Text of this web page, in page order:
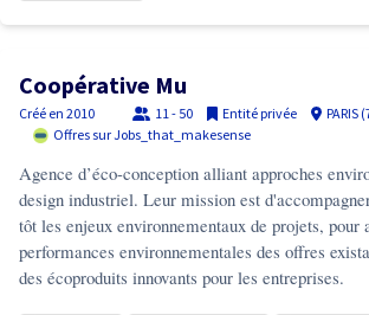
Coopérative Mu
Créé en 2010 11 - 50 Entité privée
PARIS
Offres sur Jobs_that_makesense
Agence d’éco-conception alliant approches
design industriel. Leur mission est
tôt les enjeux environnementaux de projets, pour
performances environnementales des offres
des écoproduits innovants pour les entreprises.